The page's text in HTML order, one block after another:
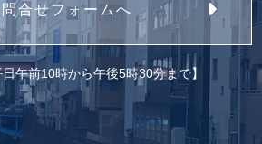
合せフォームへ
午前10時から午後5時30分まで】